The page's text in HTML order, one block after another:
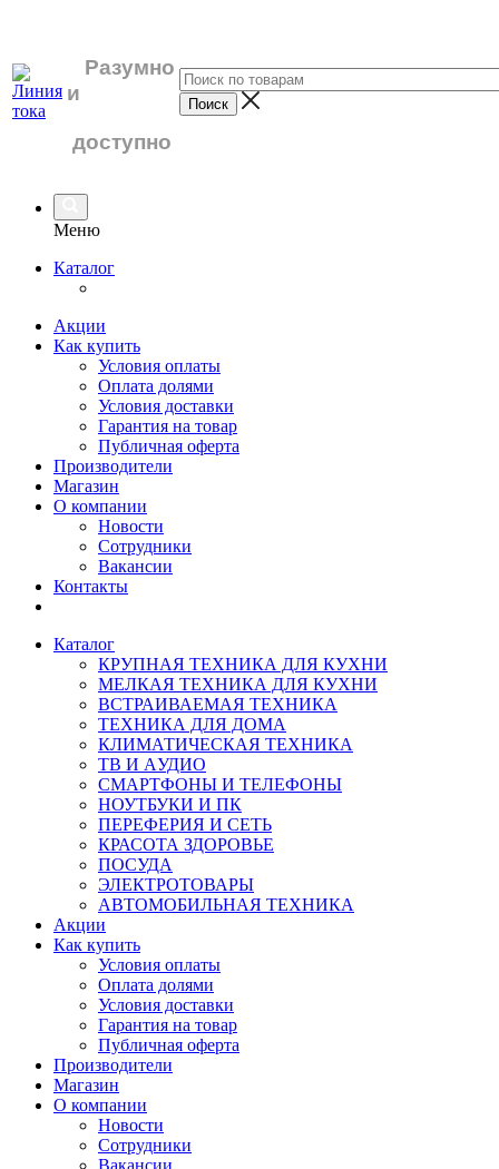
Разумно
и
доступно
Меню
Каталог
Акции
Как купить
Условия оплаты
Оплата долями
Условия доставки
Гарантия на товар
Публичная оферта
Производители
Магазин
О компании
Новости
Сотрудники
Вакансии
Контакты
Каталог
КРУПНАЯ ТЕХНИКА ДЛЯ КУХНИ
МЕЛКАЯ ТЕХНИКА ДЛЯ КУХНИ
ВСТРАИВАЕМАЯ ТЕХНИКА
ТЕХНИКА ДЛЯ ДОМА
КЛИМАТИЧЕСКАЯ ТЕХНИКА
ТВ И AУДИО
СМАРТФОНЫ И ТЕЛЕФОНЫ
НОУТБУКИ И ПК
ПЕРЕФЕРИЯ И СЕТЬ
КРАСОТА ЗДОРОВЬЕ
ПОСУДА
ЭЛЕКТРОТОВАРЫ
АВТОМОБИЛЬНАЯ ТЕХНИКА
Акции
Как купить
Условия оплаты
Оплата долями
Условия доставки
Гарантия на товар
Публичная оферта
Производители
Магазин
О компании
Новости
Сотрудники
Вакансии